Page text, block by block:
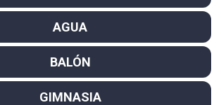
AGUA
BALÓN
GIMNASIA